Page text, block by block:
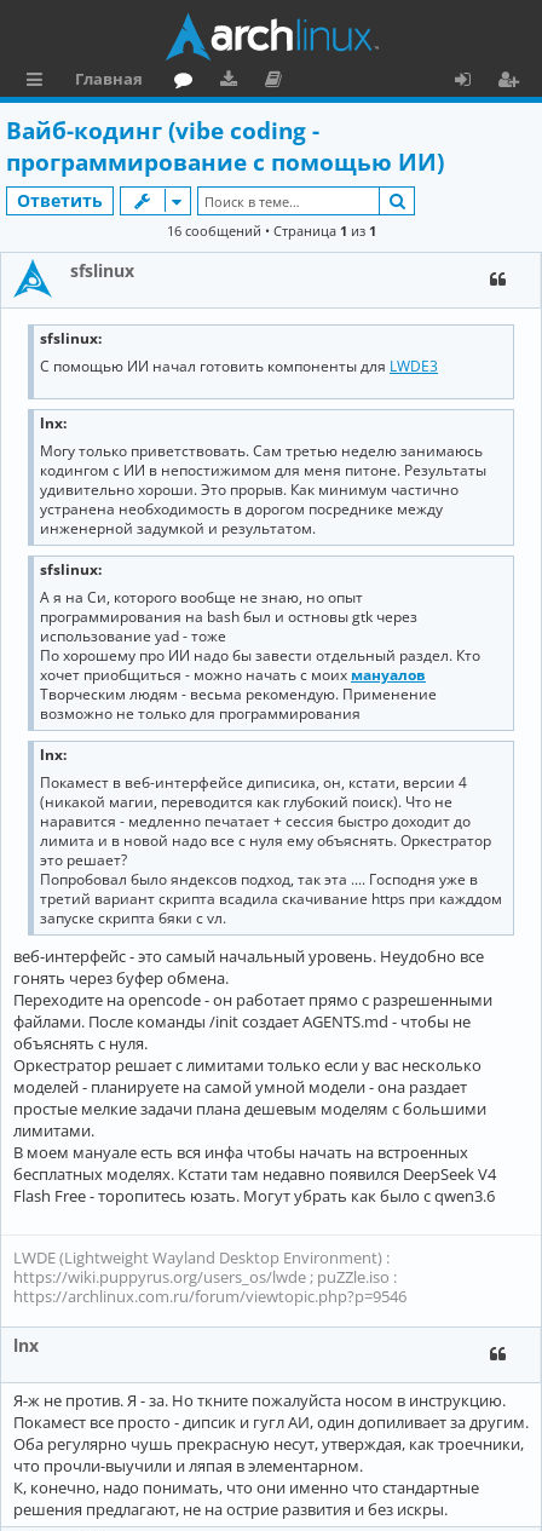
л
и
Главная
м
зк
и
м
е
н
ц
и
я
а
и
Вайб-кодинг (vibe coding -
программирование с помощью ИИ)
Ответить
16 сообщений • Страница 1 из 1
sfslinux
sfslinux:
С помощью ИИ начал готовить компоненты для LWDE3
lnx:
Могу только приветствовать. Сам третью неделю занимаюсь
кодингом с ИИ в непостижимом для меня питоне. Результаты
удивительно хороши. Это прорыв. Как минимум частично
устранена необходимость в дорогом посреднике между
инженерной задумкой и результатом.
sfslinux:
А я на Си, которого вообще не знаю, но опыт
программирования на bash был и остновы gtk через
использование yad - тоже
По хорошему про ИИ надо бы завести отдельный раздел. Кто
хочет приобщиться - можно начать с моих мануалов
Творческим людям - весьма рекомендую. Применение
возможно не только для программирования
lnx:
Покамест в веб-интерфейсе диписика, он, кстати, версии 4
(никакой магии, переводится как глубокий поиск). Что не
наравится - медленно печатает + сессия быстро доходит до
лимита и в новой надо все с нуля ему объяснять. Оркестратор
это решает?
Попробовал было яндексов подход, так эта .... Господня уже в
третий вариант скрипта всадила скачивание https при кажддом
запуске скрипта бяки с vл.
веб-интерфейс - это самый начальный уровень. Неудобно все
гонять через буфер обмена.
Переходите на opencode - он работает прямо с разрешенными
файлами. После команды /init создает AGENTS.md - чтобы не
объяснять с нуля.
Оркестратор решает с лимитами только если у вас несколько
моделей - планируете на самой умной модели - она раздает
простые мелкие задачи плана дешевым моделям с большими
лимитами.
В моем мануале есть вся инфа чтобы начать на встроенных
бесплатных моделях. Кстати там недавно появился DeepSeek V4
Flash Free - торопитесь юзать. Могут убрать как было с qwen3.6
LWDE (Lightweight Wayland Desktop Environment) :
https://wiki.puppyrus.org/users_os/lwde ; puZZle.iso :
https://archlinux.com.ru/forum/viewtopic.php?p=9546
lnx
Я-ж не против. Я - за. Но ткните пожалуйста носом в инструкцию.
Покамест все просто - дипсик и гугл АИ, один допиливает за другим.
Оба регулярно чушь прекрасную несут, утверждая, как троечники,
что прочли-выучили и ляпая в элементарном.
К, конечно, надо понимать, что они именно что стандартные
решения предлагают, не на острие развития и без искры.